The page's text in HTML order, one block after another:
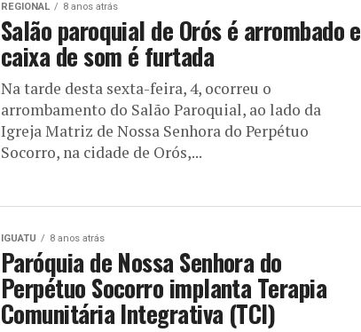
REGIONAL 8 anos atrás
Salão paroquial de Orós é arrombado e
caixa de som é furtada
Na tarde desta sexta-feira, 4, ocorreu o
arrombamento do Salão Paroquial, ao lado da
Igreja Matriz de Nossa Senhora do Perpétuo
Socorro, na cidade de Orós,...
IGUATU 8 anos atrás
Paróquia de Nossa Senhora do
Perpétuo Socorro implanta Terapia
Comunitária Integrativa (TCI)